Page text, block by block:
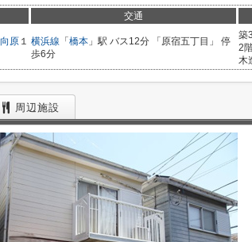
交通
向原 １ 横浜線 「 橋本 」駅 バス12分 「原宿五丁目」 停
歩6分
築
2
木
周辺施設